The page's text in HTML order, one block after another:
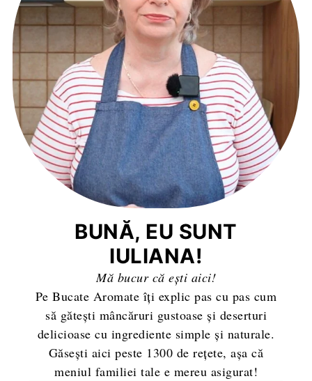
BUNĂ, EU SUNT
IULIANA!
Mă bucur că ești aici!
Pe Bucate Aromate îți explic pas cu pas cum
să gătești mâncăruri gustoase și deserturi
delicioase cu ingrediente simple și naturale.
Găsești aici peste 1300 de rețete, așa că
meniul familiei tale e mereu asigurat!